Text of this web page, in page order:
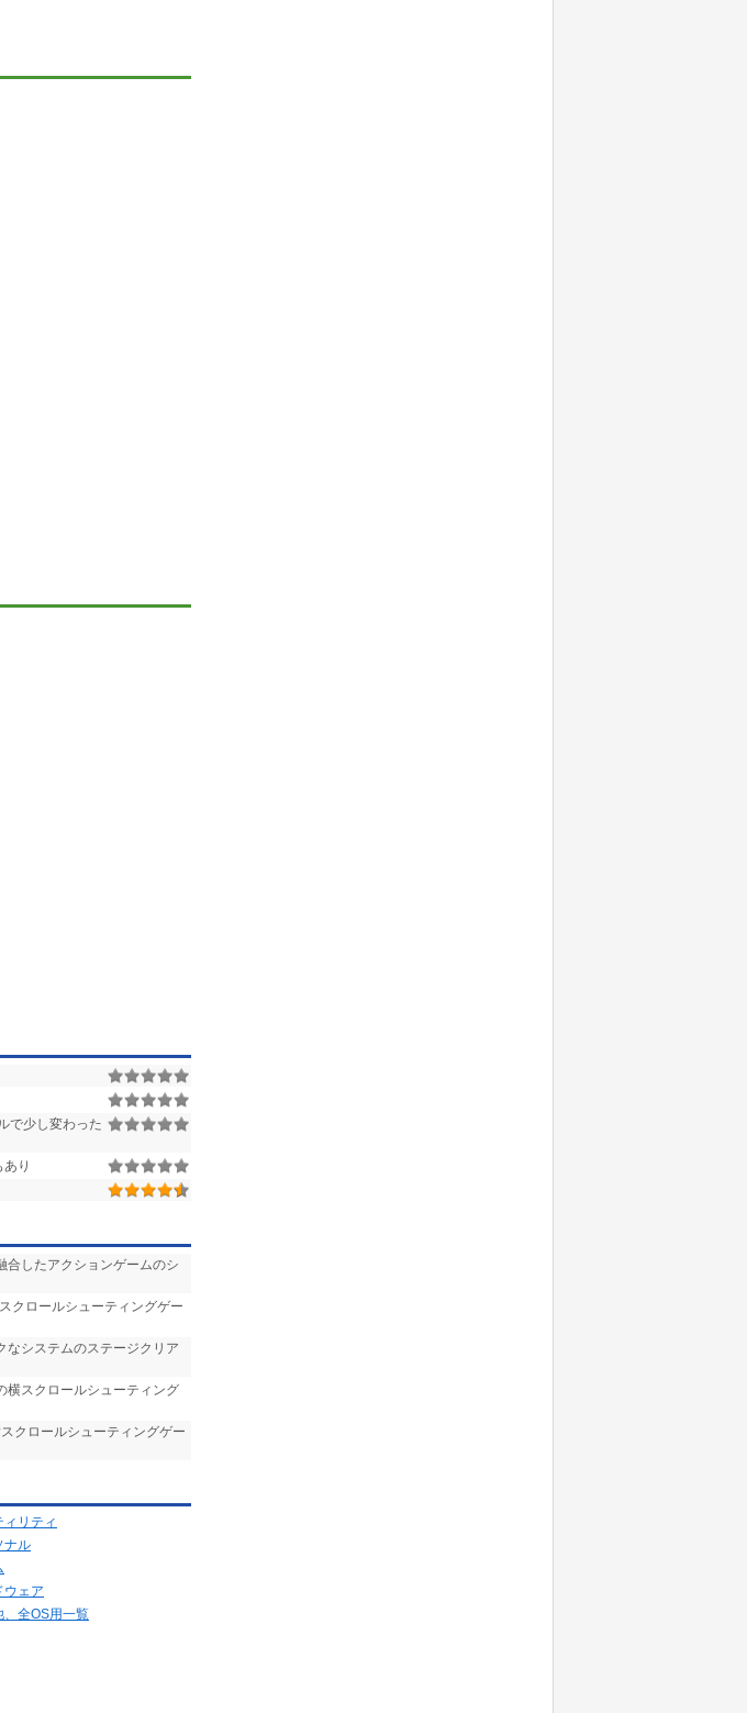
で少し変わった
り
合したアクションゲームのシ
クロールシューティングゲー
なシステムのステージクリア
横スクロールシューティング
クロールシューティングゲー
ィリティ
ナル
ウェア
、全OS用一覧